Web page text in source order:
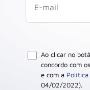
Ao clicar no
concordo com os
e com a Política
04/02/2022).